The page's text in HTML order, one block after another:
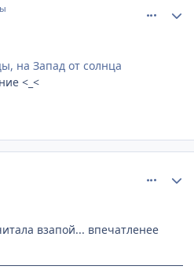
на Запад от солнца
<_<
взапой... впечатленее